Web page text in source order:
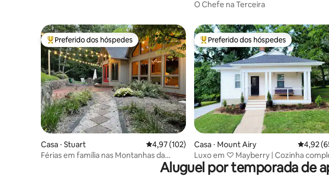
O Chefe na Terceira
Entre os melhores preferidos dos hóspedes
Preferido dos hóspedes
Casa ⋅ Stuart 4,97 de uma avaliação média de 5, 102 avaliações
4,97 (102)
Férias em família nas Montanhas da
Entre os melhores preferidos dos
Preferido dos hóspedes
Casa ⋅ Mount Airy 4,92 de
4,92
Luxo em ♡ Mayberry | Cozinha
| Cama king
Aluguel por temporada de